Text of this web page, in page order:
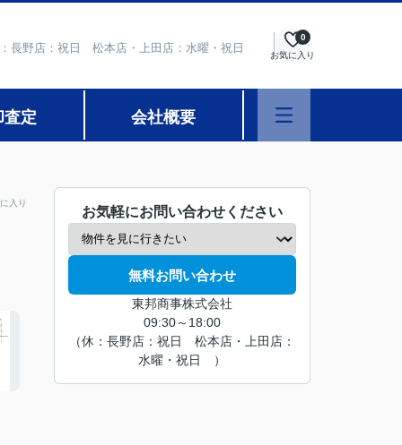
長野店：祝日 松本店・上田店：水曜・祝日 お気に入り
0
査定 会社概要
入り
お気軽にお問い合わせください
無料お問い合わせ
東邦商事株式会社
09:30～18:00
（休：長野店：祝日 松本店・上田店：
水曜・祝日 ）